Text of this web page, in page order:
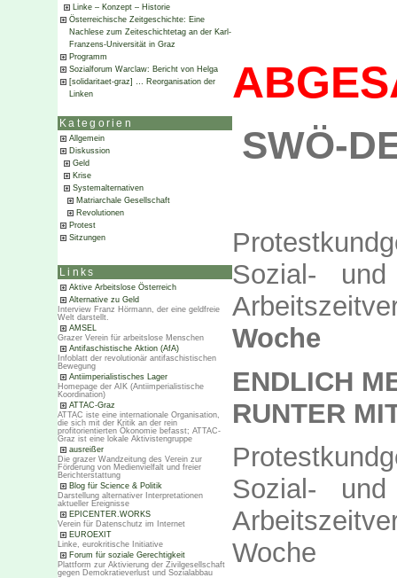
Linke – Konzept – Historie
Österreichische Zeitgeschichte: Eine
Nachlese zum Zeiteschichtetag an der Karl-
Franzens-Universität in Graz
Programm
Sozialforum Warclaw: Bericht von Helga
[solidaritaet-graz] … Reorganisation der
Linken
Kategorien
Allgemein
Diskussion
Geld
Krise
Systemalternativen
Matriarchale Gesellschaft
Revolutionen
Protest
Sitzungen
Links
Aktive Arbeitslose Österreich
Alternative zu Geld
Interview Franz Hörmann, der eine geldfreie
Welt darstellt.
AMSEL
Grazer Verein für arbeitslose Menschen
Antifaschistische Aktion (AfA)
Infoblatt der revolutionär antifaschistischen
Bewegung
Antiimperialistisches Lager
Homepage der AIK (Antiimperialistische
Koordination)
ATTAC-Graz
ATTAC iste eine internationale Organisation,
die sich mit der Kritik an der rein
profitorientierten Ökonomie befasst; ATTAC-
Graz ist eine lokale Aktivistengruppe
ausreißer
Die grazer Wandzeitung des Verein zur
Förderung von Medienvielfalt und freier
Berichterstattung
Blog für Science & Politik
Darstellung alternativer Interpretationen
aktueller Ereignisse
EPICENTER.WORKS
Verein für Datenschutz im Internet
EUROEXIT
Linke, eurokritische Initiative
Forum für soziale Gerechtigkeit
Plattform zur Aktivierung der Zivilgesellschaft
gegen Demokratieverlust und Sozialabbau
SWÖ-
Sozial-
Woche
ENDLICH
RUNTER
Sozial-
Woche